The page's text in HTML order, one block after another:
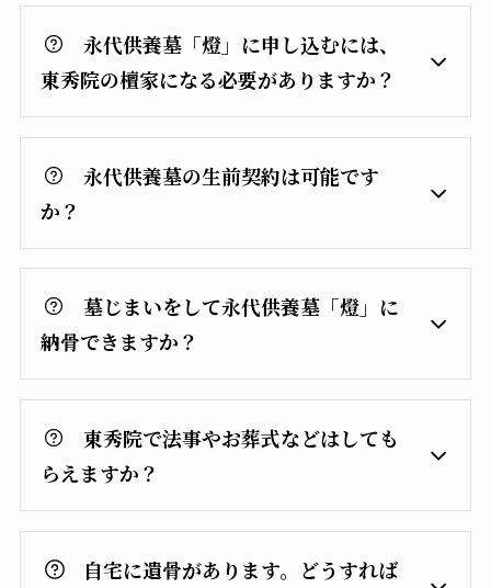
永代供養墓「燈」に申し込むには、
東秀院の檀家になる必要がありますか？
永代供養墓の生前契約は可能です
か？
墓じまいをして永代供養墓「燈」に
納骨できますか？
東秀院で法事やお葬式などはしても
らえますか？
自宅に遺骨があります。どうすれば